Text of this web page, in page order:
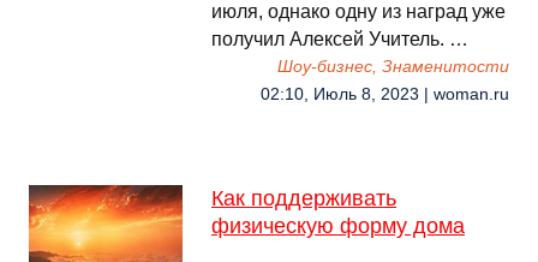
июля, однако одну из наград уже
получил Алексей Учитель. …
Шоу-бизнес, Знаменитости
02:10, Июль 8, 2023 | woman.ru
Как поддерживать
физическую форму дома